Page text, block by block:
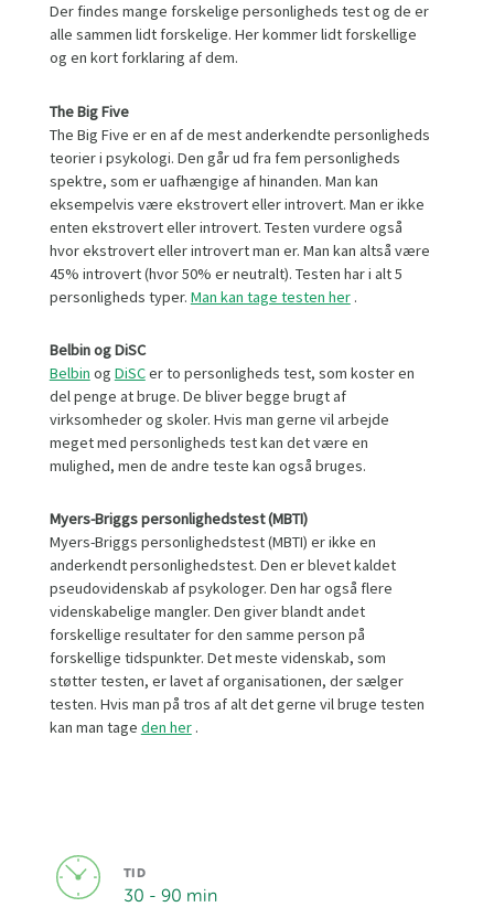
Der findes mange forskelige personligheds test og de er
alle sammen lidt forskelige. Her kommer lidt forskellige
og en kort forklaring af dem.
The Big Five
The Big Five er en af de mest anderkendte personligheds
teorier i psykologi. Den går ud fra fem personligheds
spektre, som er uafhængige af hinanden. Man kan
eksempelvis være ekstrovert eller introvert. Man er ikke
enten ekstrovert eller introvert. Testen vurdere også
hvor ekstrovert eller introvert man er. Man kan altså være
45% introvert (hvor 50% er neutralt). Testen har i alt 5
personligheds typer. Man kan tage testen her.
Belbin og DiSC
Belbin og DiSCer to personligheds test, som koster en
del penge at bruge. De bliver begge brugt af
virksomheder og skoler. Hvis man gerne vil arbejde
meget med personligheds test kan det være en
mulighed, men de andre teste kan også bruges.
Myers-Briggs personlighedstest (MBTI)
Myers-Briggs personlighedstest (MBTI) er ikke en
anderkendt personlighedstest. Den er blevet kaldet
pseudovidenskab af psykologer. Den har også flere
videnskabelige mangler. Den giver blandt andet
forskellige resultater for den samme person på
forskellige tidspunkter. Det meste videnskab, som
støtter testen, er lavet af organisationen, der sælger
testen. Hvis man på tros af alt det gerne vil bruge testen
kan man tage den her.
TID
30 - 90 min